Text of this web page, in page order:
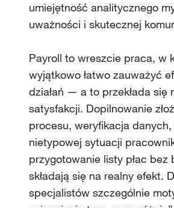
umiejętność analitycznego
uważności i skutecznej
Payroll to wreszcie praca, w
wyjątkowo łatwo zauważyć
działań — a to przekłada się
satysfakcji. Dopilnowanie
procesu, weryfikacja
nietypowej sytuacji
przygotowanie listy płac bez
składają się na realny efekt.
specjalistów szczególnie